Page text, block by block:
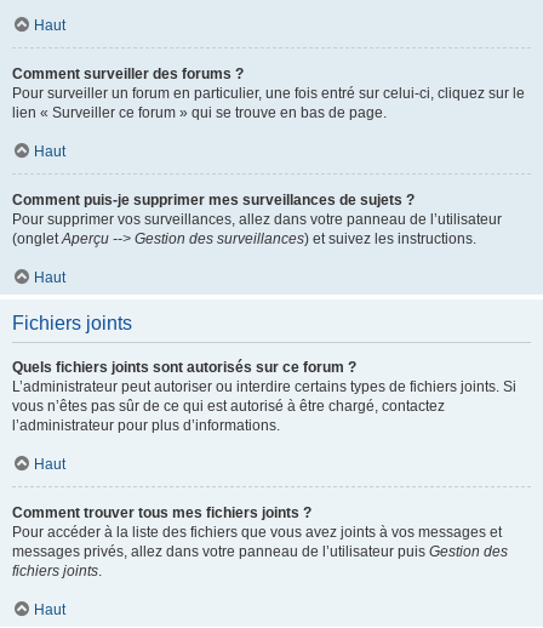
Haut
Comment surveiller des forums ?
Pour surveiller un forum en particulier, une fois entré sur celui-ci, cliquez sur le
lien « Surveiller ce forum » qui se trouve en bas de page.
Haut
Comment puis-je supprimer mes surveillances de sujets ?
Pour supprimer vos surveillances, allez dans votre panneau de l’utilisateur
(ongletAperçu --> Gestion des surveillances) et suivez les instructions.
Haut
Fichiers joints
Quels fichiers joints sont autorisés sur ce forum ?
L’administrateur peut autoriser ou interdire certains types de fichiers joints. Si
vous n’êtes pas sûr de ce qui est autorisé à être chargé, contactez
l’administrateur pour plus d’informations.
Haut
Comment trouver tous mes fichiers joints ?
Pour accéder à la liste des fichiers que vous avez joints à vos messages et
messages privés, allez dans votre panneau de l’utilisateur puis Gestion des
fichiers joints.
Haut